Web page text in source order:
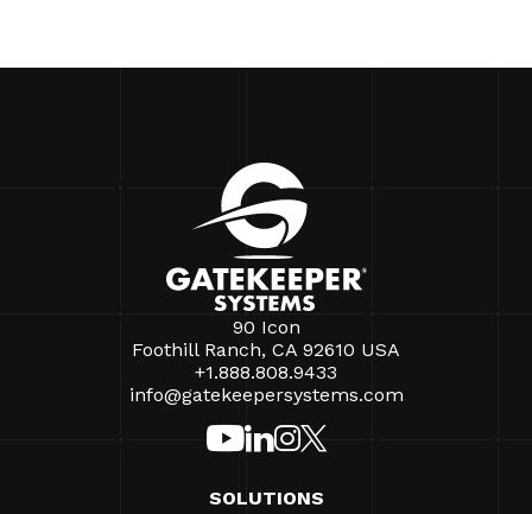
90 Icon
Foothill Ranch, CA 92610 USA
+1.888.808.9433
info@gatekeepersystems.com
SOLUTIONS